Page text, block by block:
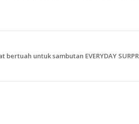
untuk sambutan EVERYDAY